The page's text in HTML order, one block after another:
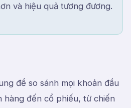
và hiệu quả tương đương.
để so sánh mọi khoản đầu
đến cổ phiếu, từ chiến